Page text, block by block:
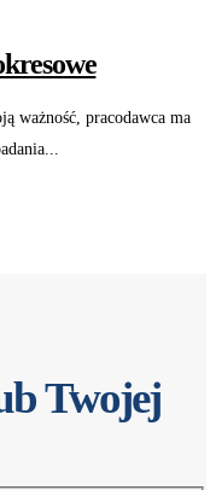
ważność, pracodawca ma
Twojej